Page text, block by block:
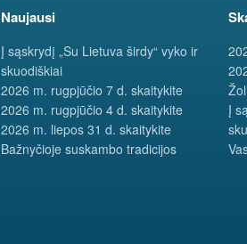
Naujausi
Į sąskrydį „Su Lietuva širdy“ vyko ir
skuodiškiai
2026 m. rugpjūčio 7 d. skaitykite
2026 m. rugpjūčio 4 d. skaitykite
2026 m. liepos 31 d. skaitykite
Bažnyčioje suskambo tradicijos
Į